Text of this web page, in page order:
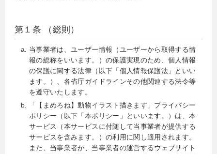
第１条 （総則）
当事業者は、ユーザー情報（ユーザーから取得する情
報の総称をいいます。）の保護実現のため、個人情報
の保護に関する法律（以下「個人情報保護法」といい
ます。）、各省庁ガイドラインその他関連する法令等
を遵守いたします。
「【まめろね】動物イラスト描きます」プライバシー
ポリシー（以下「本ポリシー」といいます。）は、本
サービス（本サービスに付随して当事業者が提供する
サービスを含みます。）の利用に関し適用されます。
また、当事業者が、当事業者の運営するウェブサイト